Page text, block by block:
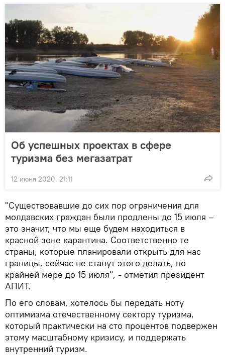
Об успешных проектах в сфере
туризма без мегазатрат
12 июня 2020, 21:11
"Существовавшие до сих пор ограничения для
молдавских граждан были продлены до 15 июля –
это значит, что мы еще будем находиться в
красной зоне карантина. Соответственно те
страны, которые планировали открыть для нас
границы, сейчас не станут этого делать, по
крайней мере до 15 июля", - отметил президент
АПИТ.
По его словам, хотелось бы передать ноту
оптимизма отечественному сектору туризма,
который практически на сто процентов подвержен
этому масштабному кризису, и поддержать
внутренний туризм.